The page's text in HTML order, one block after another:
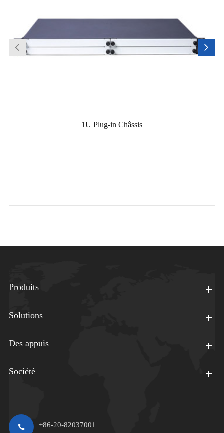
1U Plug-in Châssis
Produits
Solutions
Des appuis
Société
+86-20-82037001